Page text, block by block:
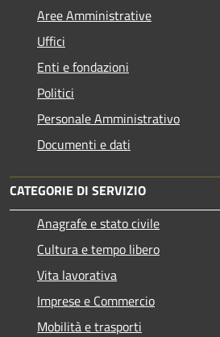
Aree Amministrative
Uffici
Enti e fondazioni
Politici
Personale Amministrativo
Documenti e dati
CATEGORIE DI SERVIZIO
Anagrafe e stato civile
Cultura e tempo libero
Vita lavorativa
Imprese e Commercio
Mobilità e trasporti